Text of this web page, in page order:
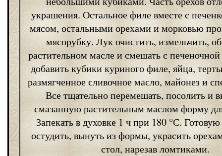
украшения. Остальное филе вместе с
мясом, остальными орехами и морковью
мясорубку. Лук очистить, измельчить,
растительном масле и смешать с
добавить кубики куриного филе, яйца,
размягченное сливочное масло, майонез и
Все тщательно перемешать, посолить и
смазанную растительным маслом форму
Запекать в духовке 1 ч при 180 °С.
остудить, вынуть из формы, украсить
стол, нарезав ломтиками.